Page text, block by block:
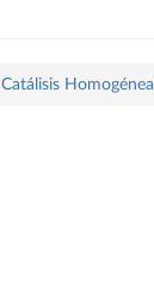
Homogénea